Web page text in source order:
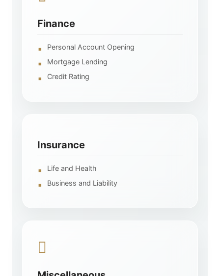
Finance
Personal Account Opening
Mortgage Lending
Credit Rating
Insurance
Life and Health
Business and Liability